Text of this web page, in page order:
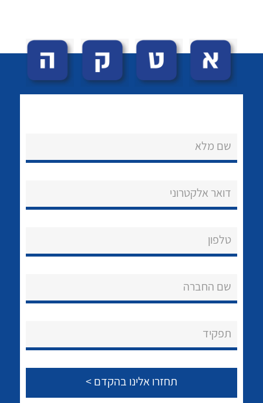
נקודות מכירה
שאלות ותשובות
שם מלא
דואר אלקטרוני
טלפון
שם החברה
תפקיד